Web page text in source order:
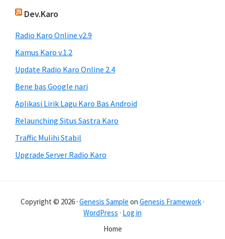
Dev.Karo
Radio Karo Online v2.9
Kamus Karo v.1.2
Update Radio Karo Online 2.4
Bene bas Google nari
Aplikasi Lirik Lagu Karo Bas Android
Relaunching Situs Sastra Karo
Traffic Mulihi Stabil
Upgrade Server Radio Karo
Copyright © 2026 · Genesis Sample on Genesis Framework ·
WordPress · Log in
Home